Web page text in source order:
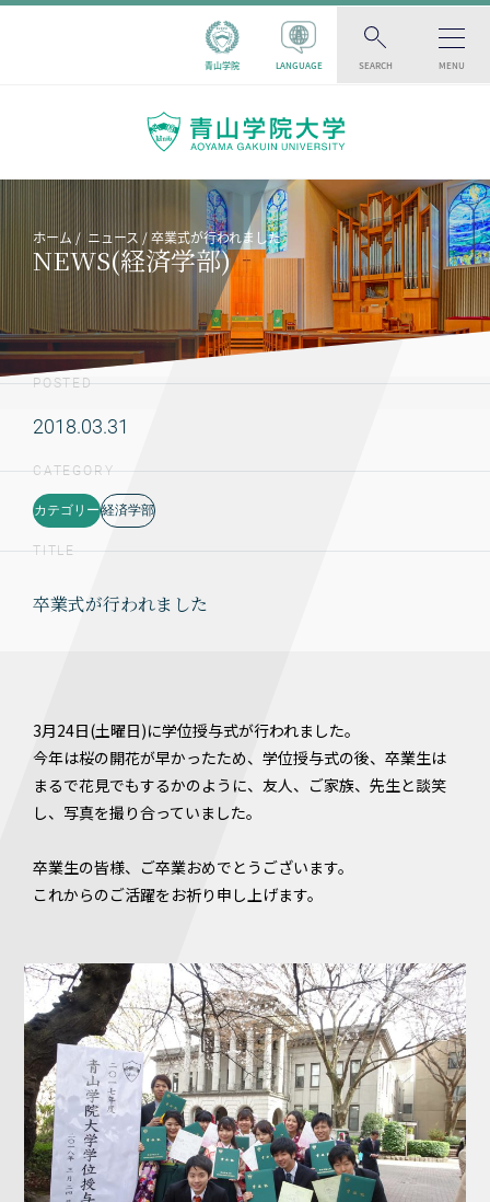
青山学院 LANGUAGE SEARCH MENU
ホーム ニュース 卒業式が行われました
NEWS(経済学部)
POSTED
2018.03.31
CATEGORY
カテゴリー 経済学部
TITLE
卒業式が行われました
3月24日(土曜日)に学位授与式が行われました。
今年は桜の開花が早かったため、学位授与式の後、卒業生は
まるで花見でもするかのように、友人、ご家族、先生と談笑
し、写真を撮り合っていました。
卒業生の皆様、ご卒業おめでとうございます。
これからのご活躍をお祈り申し上げます。